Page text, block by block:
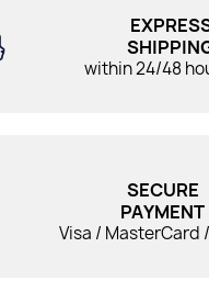
within 24/48
SECURE
PAYMENT
Visa / MasterCard